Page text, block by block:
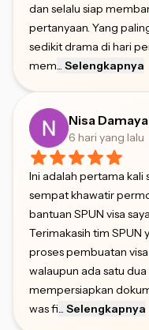
dan selalu siap
pertanyaan. Yang
sedikit drama di hari
mem
Selengkapnya
Nisa
6 hari yang lalu
Ini adalah pertama kali
sempat khawatir
bantuan SPUN visa
Terimakasih tim SPUN
proses pembuatan
walaupun ada satu
mempersiapkan
was fi
Selengkapnya